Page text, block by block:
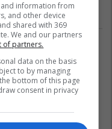
information from
and other device
shared with 369
We and our partners
of partners.
data on the basis
to by managing
bottom of this page
consent in privacy